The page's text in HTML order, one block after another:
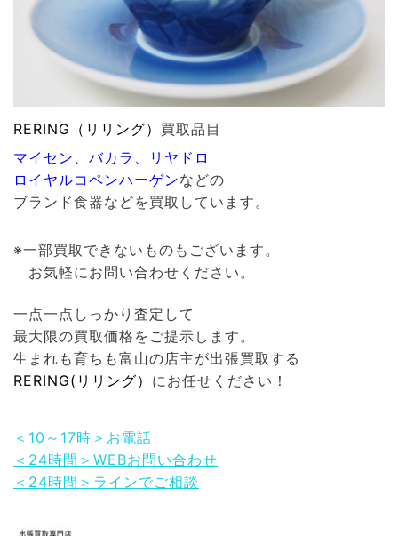
RERING（リリング） 買取品目
マイセン、バカラ、リヤドロ
ロイヤルコペンハーゲンなどの
ブランド食器などを買取しています。
※一部買取できないものもございます。
お気軽にお問い合わせください。
一点一点しっかり査定して
最大限の買取価格をご提示します。
生まれも育ちも富山の店主が出張買取する
RERING(リリング） にお任せください！
＜10～17時＞お電話
＜24時間＞WEBお問い合わせ
＜24時間＞ラインでご相談